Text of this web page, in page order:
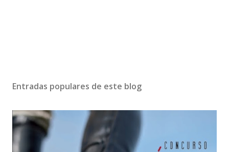
Entradas populares de este blog